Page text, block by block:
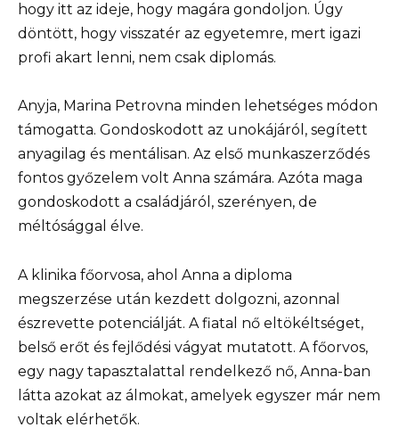
hogy itt az ideje, hogy magára gondoljon. Úgy
döntött, hogy visszatér az egyetemre, mert igazi
profi akart lenni, nem csak diplomás.
Anyja, Marina Petrovna minden lehetséges módon
támogatta. Gondoskodott az unokájáról, segített
anyagilag és mentálisan. Az első munkaszerződés
fontos győzelem volt Anna számára. Azóta maga
gondoskodott a családjáról, szerényen, de
méltósággal élve.
A klinika főorvosa, ahol Anna a diploma
megszerzése után kezdett dolgozni, azonnal
észrevette potenciálját. A fiatal nő eltökéltséget,
belső erőt és fejlődési vágyat mutatott. A főorvos,
egy nagy tapasztalattal rendelkező nő, Anna-ban
látta azokat az álmokat, amelyek egyszer már nem
voltak elérhetők.